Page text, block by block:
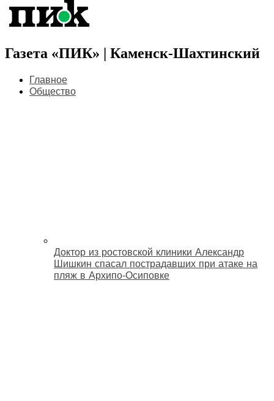
Газета «ПИК» | Каменск-Шахтинский
Главное
Общество
Доктор из ростовской клиники Александр
Шишкин спасал пострадавших при атаке на
пляж в Архипо‑Осиповке